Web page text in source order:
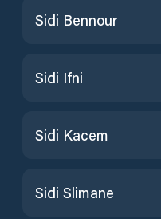
Sidi Bennour
Sidi Ifni
Sidi Kacem
Sidi Slimane